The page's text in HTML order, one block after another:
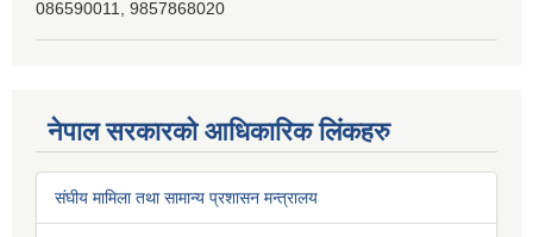
086590011, 9857868020
नेपाल सरकारको आधिकारिक लिंकहरु
संघीय मामिला तथा सामान्य प्रशासन मन्त्रालय